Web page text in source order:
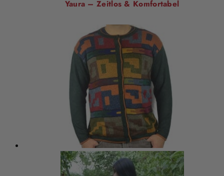
Yaura – Zeitlos & Komfortabel